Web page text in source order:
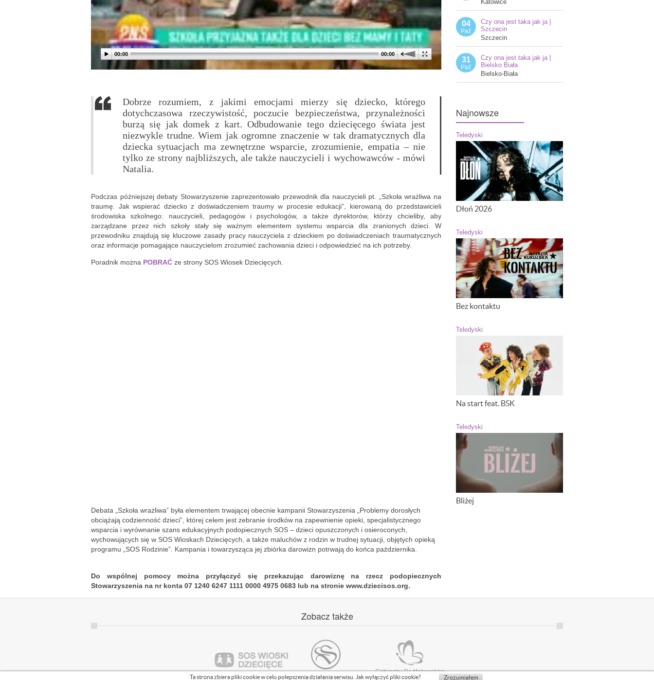
00:00 00:00
Dobrze rozumiem, z jakimi emocjami mierzy się dziecko, którego
dotychczasowa rzeczywistość, poczucie bezpieczeństwa, przynależności
burzą się jak domek z kart. Odbudowanie tego dziecięcego świata jest
niezwykle trudne. Wiem jak ogromne znaczenie w tak dramatycznych dla
dziecka sytuacjach ma zewnętrzne wsparcie, zrozumienie, empatia – nie
tylko ze strony najbliższych, ale także nauczycieli i wychowawców - mówi
Natalia.
Podczas późniejszej debaty Stowarzyszenie zaprezentowało przewodnik dla nauczycieli pt. „Szkoła wrażliwa na
traumę. Jak wspierać dziecko z doświadczeniem traumy w procesie edukacji”, kierowaną do przedstawicieli
środowiska szkolnego: nauczycieli, pedagogów i psychologów, a także dyrektorów, którzy chcieliby, aby
zarządzane przez nich szkoły stały się ważnym elementem systemu wsparcia dla zranionych dzieci. W
przewodniku znajdują się kluczowe zasady pracy nauczyciela z dzieckiem po doświadczeniach traumatycznych
oraz informacje pomagające nauczycielom zrozumieć zachowania dzieci i odpowiedzieć na ich potrzeby.
Poradnik można POBRAĆ ze strony SOS Wiosek Dziecięcych.
Debata „Szkoła wrażliwa” była elementem trwającej obecnie kampanii Stowarzyszenia „Problemy dorosłych
obciążają codzienność dzieci”, której celem jest zebranie środków na zapewnienie opieki, specjalistycznego
wsparcia i wyrównanie szans edukacyjnych podopiecznych SOS – dzieci opuszczonych i osieroconych,
wychowujących się w SOS Wioskach Dziecięcych, a także maluchów z rodzin w trudnej sytuacji, objętych opieką
programu „SOS Rodzinie”. Kampania i towarzysząca jej zbiórka darowizn potrwają do końca października.
Do wspólnej pomocy można przyłączyć się przekazując darowiznę na rzecz podopiecznych
Stowarzyszenia na nr konta 07 1240 6247 1111 0000 4975 0683 lub na stronie www.dziecisos.org.
Katowice
04
Paź
Czy ona jest taka jak ja |
Szczecin
Szczecin
31
Paź
Czy ona jest taka jak ja |
Bielsko Biała
Bielsko-Biała
Najnowsze
Teledyski
Dłoń 2026
Teledyski
Bez kontaktu
Teledyski
Na start feat. BSK
Teledyski
Bliżej
Zobacz także
Ta strona zbiera pliki cookie w celu polepszenia działania serwisu. Jak wyłączyć pliki cookie? Zrozumiałem